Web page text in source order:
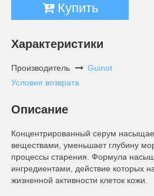
Купить
Характеристики
Производитель
Guinot
Условия возврата
Описание
Концентрированный серум
веществами, уменьшает глубину
процессы старения. Формула
ингредиентами, действие которых
жизненной активности клеток кожи.